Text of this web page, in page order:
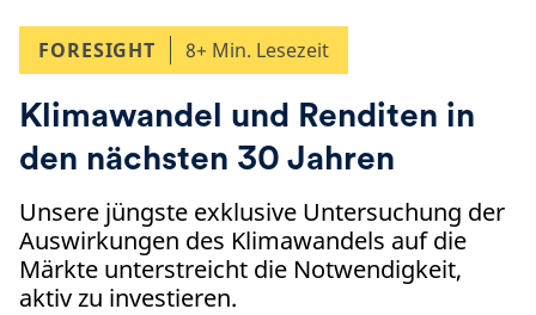
FORESIGHT 8+ Min. Lesezeit
Klimawandel und Renditen in
den nächsten 30 Jahren
Unsere jüngste exklusive Untersuchung der
Auswirkungen des Klimawandels auf die
Märkte unterstreicht die Notwendigkeit,
aktiv zu investieren.